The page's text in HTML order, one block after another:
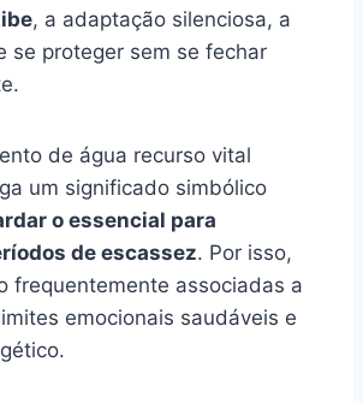
, a adaptação silenciosa, a
se proteger sem se fechar
de água recurso vital
um significado simbólico
o essencial para
de escassez. Por isso,
frequentemente associadas a
emocionais saudáveis e